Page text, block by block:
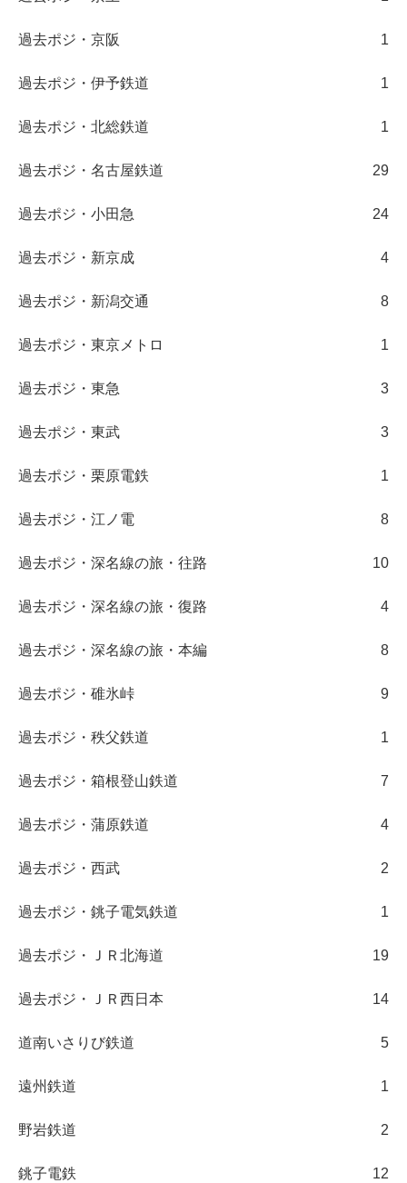
過去ポジ・京阪 1
過去ポジ・伊予鉄道 1
過去ポジ・北総鉄道 1
過去ポジ・名古屋鉄道 29
過去ポジ・小田急 24
過去ポジ・新京成 4
過去ポジ・新潟交通 8
過去ポジ・東京メトロ 1
過去ポジ・東急 3
過去ポジ・東武 3
過去ポジ・栗原電鉄 1
過去ポジ・江ノ電 8
過去ポジ・深名線の旅・往路 10
過去ポジ・深名線の旅・復路 4
過去ポジ・深名線の旅・本編 8
過去ポジ・碓氷峠 9
過去ポジ・秩父鉄道 1
過去ポジ・箱根登山鉄道 7
過去ポジ・蒲原鉄道 4
過去ポジ・西武 2
過去ポジ・銚子電気鉄道 1
過去ポジ・ＪＲ北海道 19
過去ポジ・ＪＲ西日本 14
道南いさりび鉄道 5
遠州鉄道 1
野岩鉄道 2
銚子電鉄 12